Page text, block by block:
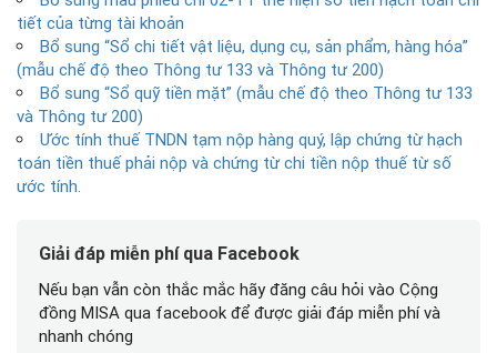
tiết của từng tài khoản
Bổ sung “Sổ chi tiết vật liệu, dụng cụ, sản phẩm, hàng hóa”
(mẫu chế độ theo Thông tư 133 và Thông tư 200)
Bổ sung “Sổ quỹ tiền mặt” (mẫu chế độ theo Thông tư 133
và Thông tư 200)
Ước tính thuế TNDN tạm nộp hàng quý, lập chứng từ hạch
toán tiền thuế phải nộp và chứng từ chi tiền nộp thuế từ số
ước tính.
Giải đáp miễn phí qua Facebook
Nếu bạn vẫn còn thắc mắc hãy đăng câu hỏi vào Cộng
đồng MISA qua facebook để được giải đáp miễn phí và
nhanh chóng